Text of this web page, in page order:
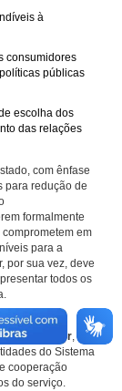
à
consumidores
públicas
escolha dos
das relações
com ênfase
para redução de
formalmente
em
para a
por sua vez, deve
todos os
Justiça é a
,
do Sistema
cooperação
do serviço.